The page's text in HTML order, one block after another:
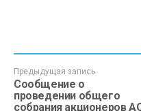
Предыдущая запись
Сообщение о
проведении общего
собрания акционеров